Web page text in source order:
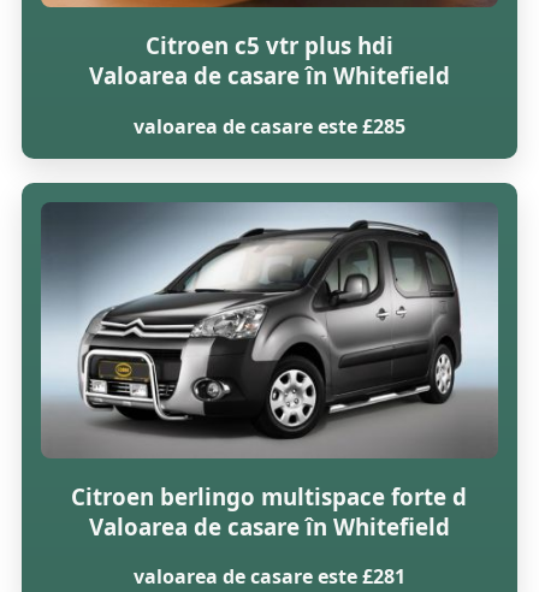
Citroen c5 vtr plus hdi
Valoarea de casare în Whitefield
valoarea de casare este £285
Citroen berlingo multispace forte d
Valoarea de casare în Whitefield
valoarea de casare este £281